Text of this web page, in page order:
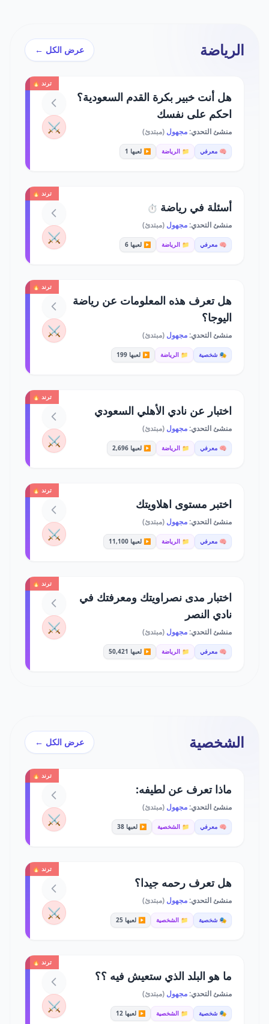
الرياضة عرض الكل ←
ترند 🔥
هل أنت خبير بكرة القدم السعودية؟
احكم على نفسك
منشئ التحدي:مجهول (مبتدئ)
🧠 معرفي 📁 الرياضة ▶️ لعبها 1
⚔️
ترند 🔥
أسئلة في رياضة ⏱️
منشئ التحدي:مجهول (مبتدئ)
🧠 معرفي 📁 الرياضة ▶️ لعبها 6 ⚔️
ترند 🔥
هل تعرف هذه المعلومات عن رياضة
اليوجا؟
منشئ التحدي:مجهول (مبتدئ)
🎭 شخصية 📁 الرياضة ▶️ لعبها 199
⚔️
ترند 🔥
اختبار عن نادي الأهلي السعودي
منشئ التحدي:مجهول (مبتدئ)
🧠 معرفي 📁 الرياضة ▶️ لعبها 2,696 ⚔️
ترند 🔥
اختبر مستوى اهلاويتك
منشئ التحدي:مجهول (مبتدئ)
🧠 معرفي 📁 الرياضة ▶️ لعبها 11,100 ⚔️
ترند 🔥
اختبار مدى نصراويتك ومعرفتك في
نادي النصر
منشئ التحدي:مجهول (مبتدئ)
🧠 معرفي 📁 الرياضة ▶️ لعبها 50,421
⚔️
الشخصية عرض الكل ←
ترند 🔥
ماذا تعرف عن لطيفه:
منشئ التحدي:مجهول (مبتدئ)
🧠 معرفي 📁 الشخصية ▶️ لعبها 38 ⚔️
ترند 🔥
هل تعرف رحمه جيدا؟
منشئ التحدي:مجهول (مبتدئ)
🎭 شخصية 📁 الشخصية ▶️ لعبها 25 ⚔️
ترند 🔥
ما هو البلد الذي ستعيش فيه ؟؟
منشئ التحدي:مجهول (مبتدئ)
🎭 شخصية 📁 الشخصية ▶️ لعبها 12 ⚔️